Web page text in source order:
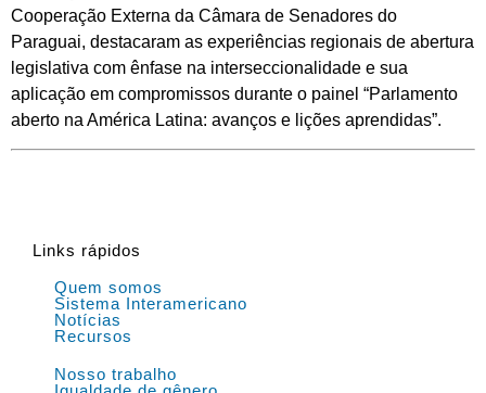
Cooperação Externa da Câmara de Senadores do
Paraguai, destacaram as experiências regionais de abertura
legislativa com ênfase na interseccionalidade e sua
aplicação em compromissos durante o painel “Parlamento
aberto na América Latina: avanços e lições aprendidas”.
Links rápidos
Quem somos
Sistema Interamericano
Notícias
Recursos
Nosso trabalho